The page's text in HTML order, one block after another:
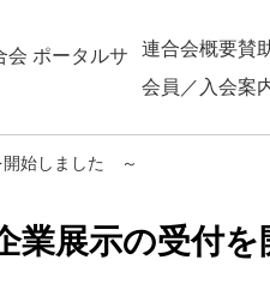
会 ポータルサ 連合会概要賛
会員／入会案
開始しました ～
展示の受付を